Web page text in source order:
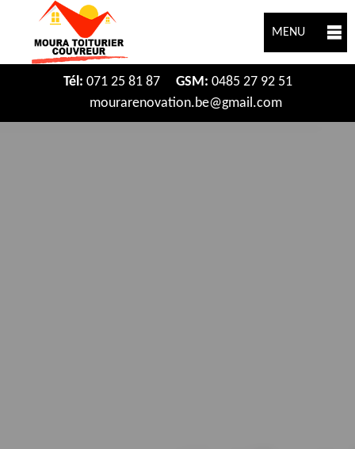
MENU
Tél: 071 25 81 87 GSM: 0485 27 92 51
mourarenovation.be@gmail.com